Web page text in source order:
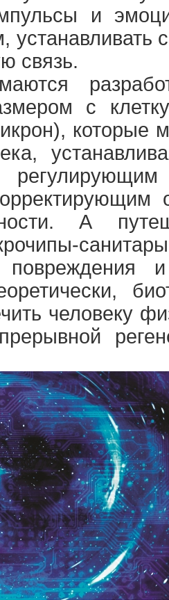
и
устанавливать
связь.
с
которые
А
повреждения
человеку